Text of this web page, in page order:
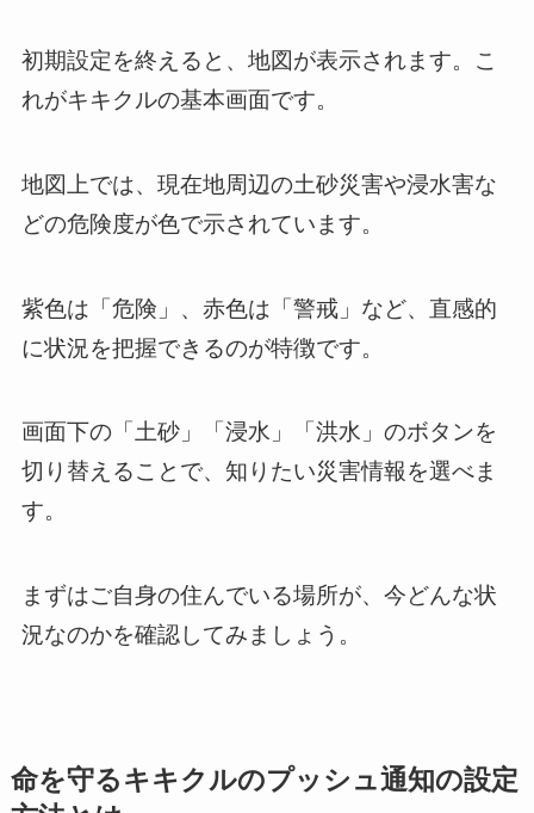
初期設定を終えると、地図が表示されます。こ
れがキキクルの基本画面です。
地図上では、現在地周辺の土砂災害や浸水害な
どの危険度が色で示されています。
紫色は「危険」、赤色は「警戒」など、直感的
に状況を把握できるのが特徴です。
画面下の「土砂」「浸水」「洪水」のボタンを
切り替えることで、知りたい災害情報を選べま
す。
まずはご自身の住んでいる場所が、今どんな状
況なのかを確認してみましょう。
命を守るキキクルのプッシュ通知の設定